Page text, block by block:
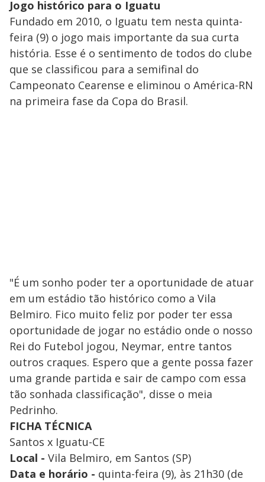
Jogo histórico para o Iguatu
Fundado em 2010, o Iguatu tem nesta quinta-
feira (9) o jogo mais importante da sua curta
história. Esse é o sentimento de todos do clube
que se classificou para a semifinal do
Campeonato Cearense e eliminou o América-RN
na primeira fase da Copa do Brasil.
"É um sonho poder ter a oportunidade de atuar
em um estádio tão histórico como a Vila
Belmiro. Fico muito feliz por poder ter essa
oportunidade de jogar no estádio onde o nosso
Rei do Futebol jogou, Neymar, entre tantos
outros craques. Espero que a gente possa fazer
uma grande partida e sair de campo com essa
tão sonhada classificação", disse o meia
Pedrinho.
FICHA TÉCNICA
Santos x Iguatu-CE
Local - Vila Belmiro, em Santos (SP)
Data e horário - quinta-feira (9), às 21h30 (de